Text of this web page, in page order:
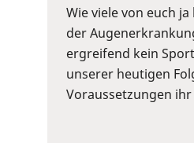
Space
to
show
volume
slider.
Wie viele von euch
der
ergreifend kein
unserer heutigen
Voraussetzungen